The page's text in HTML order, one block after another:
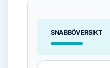
SNABBÖVERSIKT